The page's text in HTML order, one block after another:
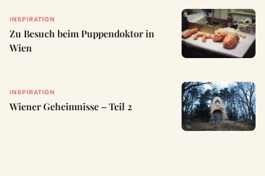
INSPIRATION
Zu Besuch beim Puppendoktor in
Wien
INSPIRATION
Wiener Geheimnisse – Teil 2